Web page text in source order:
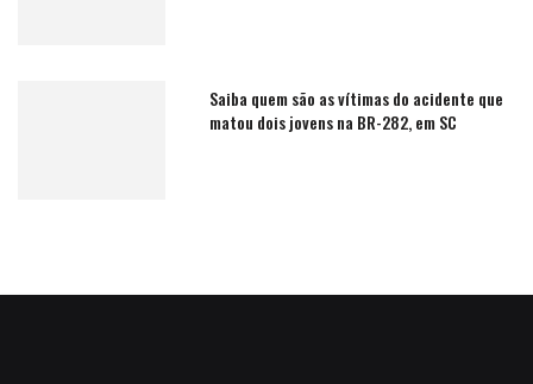
Saiba quem são as vítimas do acidente que
matou dois jovens na BR-282, em SC